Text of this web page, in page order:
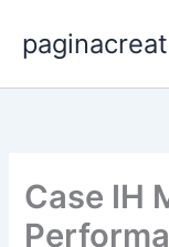
content
Case IH